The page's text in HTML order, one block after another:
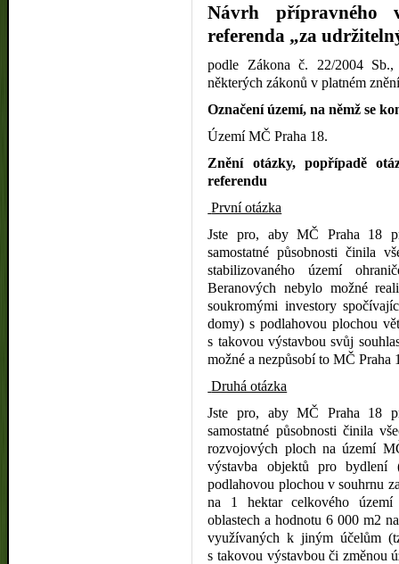
Návrh přípravného
referenda „za
podle Zákona č. 22/2004
některých zákonů v platném
Označení území, na němž se
Území MČ Praha 18.
Znění otázky, popřípadě
referendu
První otázka
Jste pro, aby MČ Praha 18
samostatné působnosti činila
stabilizovaného území
Beranových nebylo možné
soukromými investory
domy) s podlahovou plochou
s takovou výstavbou svůj
možné a nezpůsobí to MČ Praha
Druhá otázka
Jste pro, aby MČ Praha 18
samostatné působnosti činila
rozvojových ploch na území
výstavba objektů pro bydlení
podlahovou plochou v souhrnu
na 1 hektar celkového území
oblastech a hodnotu 6 000 m2
využívaných k jiným účelům
s takovou výstavbou či změnou